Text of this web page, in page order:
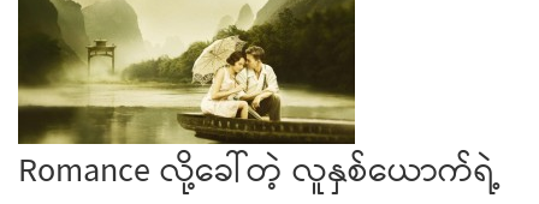
Romance လို့ခေါ်တဲ့ လူနှစ်ယောက်ရဲ့